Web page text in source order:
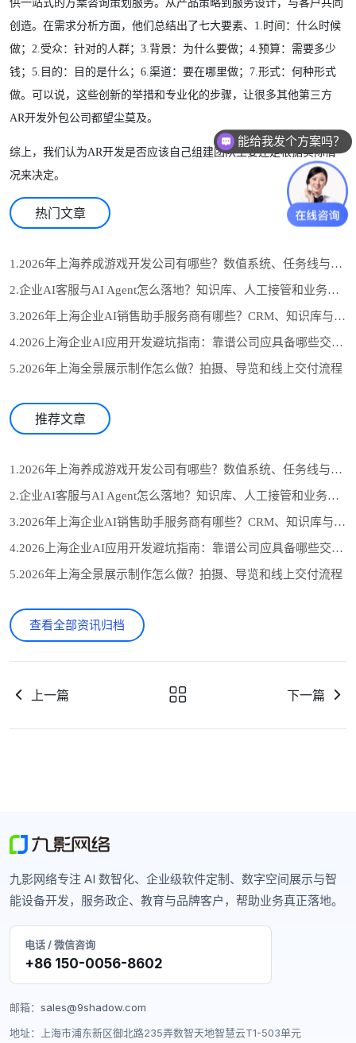
供一站式的方案咨询策划服务。从产品策略到服务设计，与客户共同
创造。在需求分析方面，他们总结出了七大要素、1.时间：什么时候
做；2.受众：针对的人群；3.背景：为什么要做；4.预算：需要多少
钱；5.目的：目的是什么；6.渠道：要在哪里做；7.形式：何种形式
做。可以说，这些创新的举措和专业化的步骤，让很多其他第三方
AR开发外包公司都望尘莫及。
综上，我们认为AR开发是否应该自己组建团队主要还是根据实际情
况来决定。
热门文章
1.2026年上海养成游戏开发公司有哪些？数值系统、任务线与长期运营怎么选
2.企业AI客服与AI Agent怎么落地？知识库、人工接管和业务系统对接流程
3.2026年上海企业AI销售助手服务商有哪些？CRM、知识库与自动跟进怎么选
4.2026上海企业AI应用开发避坑指南：靠谱公司应具备哪些交付证据？
5.2026年上海全景展示制作怎么做？拍摄、导览和线上交付流程
推荐文章
1.2026年上海养成游戏开发公司有哪些？数值系统、任务线与长期运营怎么选
2.企业AI客服与AI Agent怎么落地？知识库、人工接管和业务系统对接流程
3.2026年上海企业AI销售助手服务商有哪些？CRM、知识库与自动跟进怎么选
4.2026上海企业AI应用开发避坑指南：靠谱公司应具备哪些交付证据？
5.2026年上海全景展示制作怎么做？拍摄、导览和线上交付流程
查看全部资讯归档
上一篇 下一篇
九影网络专注 AI 数智化、企业级软件定制、数字空间展示与智
能设备开发，服务政企、教育与品牌客户，帮助业务真正落地。
电话 / 微信咨询
+86 150-0056-8602
邮箱： sales@9shadow.com
地址：上海市浦东新区御北路235弄数智天地智慧云T1-503单元
能给我发个方案吗？
怎么收费的？